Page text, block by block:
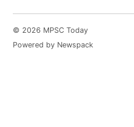
© 2026 MPSC Today
Powered by Newspack